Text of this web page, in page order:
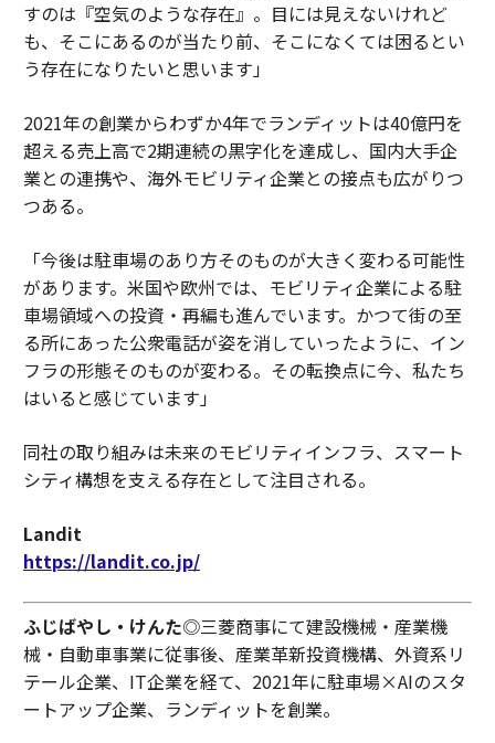
すのは『空気のような存在』。目には見えないけれど
も、そこにあるのが当たり前、そこになくては困るとい
う存在になりたいと思います」
2021年の創業からわずか4年でランディットは40億円を
超える売上高で2期連続の黒字化を達成し、国内大手企
業との連携や、海外モビリティ企業との接点も広がりつ
つある。
「今後は駐車場のあり方そのものが大きく変わる可能性
があります。米国や欧州では、モビリティ企業による駐
車場領域への投資・再編も進んでいます。かつて街の至
る所にあった公衆電話が姿を消していったように、イン
フラの形態そのものが変わる。その転換点に今、私たち
はいると感じています」
同社の取り組みは未来のモビリティインフラ、スマート
シティ構想を支える存在として注目される。
Landit
https://landit.co.jp/
ふじばやし・けんた◎三菱商事にて建設機械・産業機
械・自動車事業に従事後、産業革新投資機構、外資系リ
テール企業、IT企業を経て、2021年に駐車場×AIのスタ
ートアップ企業、ランディットを創業。